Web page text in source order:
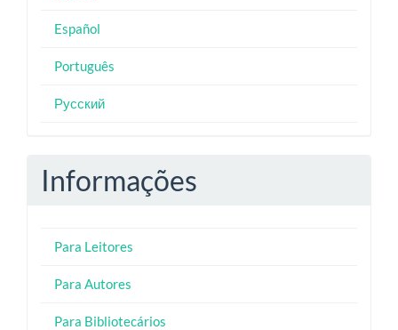
Español
Português
Русский
Informações
Para Leitores
Para Autores
Para Bibliotecários